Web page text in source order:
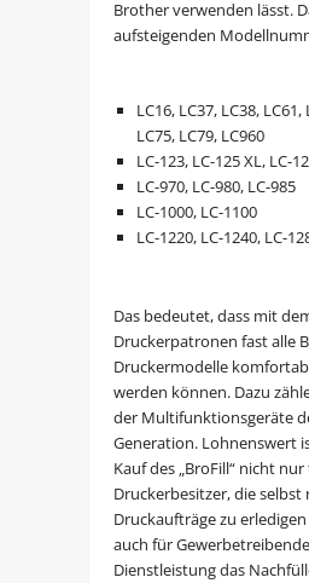
Brother verwenden lässt.
aufsteigenden
LC16, LC37, LC38, LC61,
LC75, LC79, LC960
LC-123, LC-125 XL, LC-
LC-970, LC-980, LC-985
LC-1000, LC-1100
LC-1220, LC-1240, LC-
Das bedeutet, dass mit
Druckerpatronen fast alle
Druckermodelle
werden können. Dazu
der Multifunktionsgeräte
Generation. Lohnenswert
Kauf des „BroFill“ nicht
Druckerbesitzer, die selbst
Druckaufträge zu
auch für
Dienstleistung das